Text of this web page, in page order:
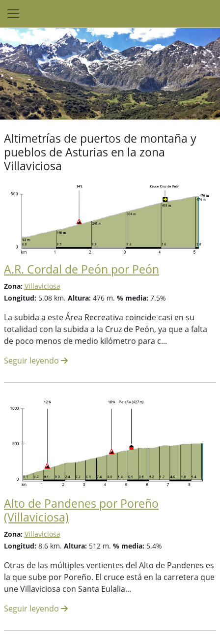
Altimetrías de puertos de montaña y
pueblos de Asturias en la zona
Villaviciosa
A.R. Cordal de Peón por Peón
Zona: Villaviciosa
Longitud: 5.08 km. Altura: 476 m. % media: 7.5%
La subida a este Área Recreativa coincide casi en su
totalidad con la subida a la Cruz de Peón, ya que a falta
de poco menos de medio kilómetro para c...
Seguir leyendo
Alto de Pandenes por Poreño
(Villaviciosa)
Zona: Villaviciosa
Longitud: 8.6 km. Altura: 512 m. % media: 5.4%
Otras de las múltiples vertientes del Alto de Pandenes es
la que sube por Poreño. El cruce está en la carretera que
une Villaviciosa con Santa Eulalia...
Seguir leyendo